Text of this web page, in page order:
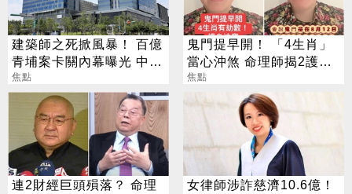
建築師之死掀風暴！ 百億
青埔案卡關內幕曝光 中
央、地方互踢皮球
焦點
鬼門提早開！ 「4生肖」
當心沖煞 命理師揭2護身
法寶
焦點
連2財經巨頭殞落？ 命理
女律師涉詐慈濟10.6億！